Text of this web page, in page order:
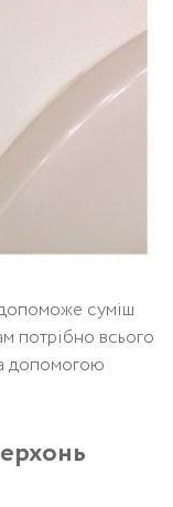
суміш
потрібно всього
допомогою